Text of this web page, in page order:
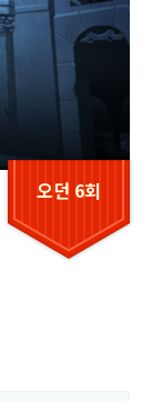
오던 6회